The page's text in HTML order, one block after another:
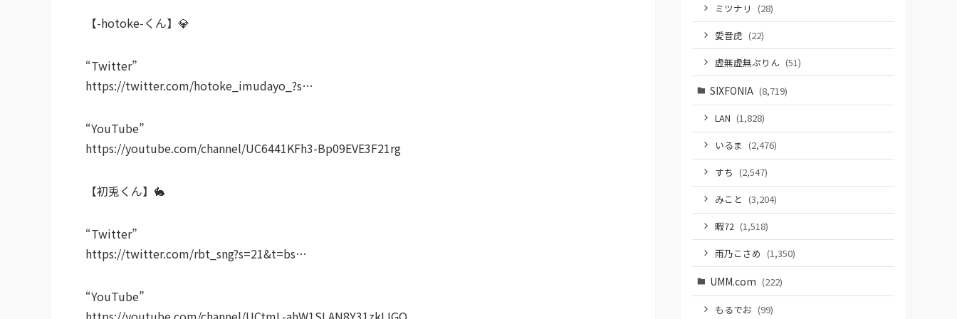
【-hotoke-くん】💎
“Twitter”
https://twitter.com/hotoke_imudayo_?s…
“YouTube”
https://youtube.com/channel/UC6441KFh3-Bp09EVE3F21rg
【初兎くん】🐇
“Twitter”
https://twitter.com/rbt_sng?s=21&t=bs…
“YouTube”
ミツナリ (28)
愛音虎 (22)
虚無虚無ぷりん (51)
SIXFONIA (8,719)
LAN (1,828)
いるま (2,476)
すち (2,547)
みこと (3,204)
暇72 (1,518)
雨乃こさめ (1,350)
UMM.com (222)
もるでお (99)